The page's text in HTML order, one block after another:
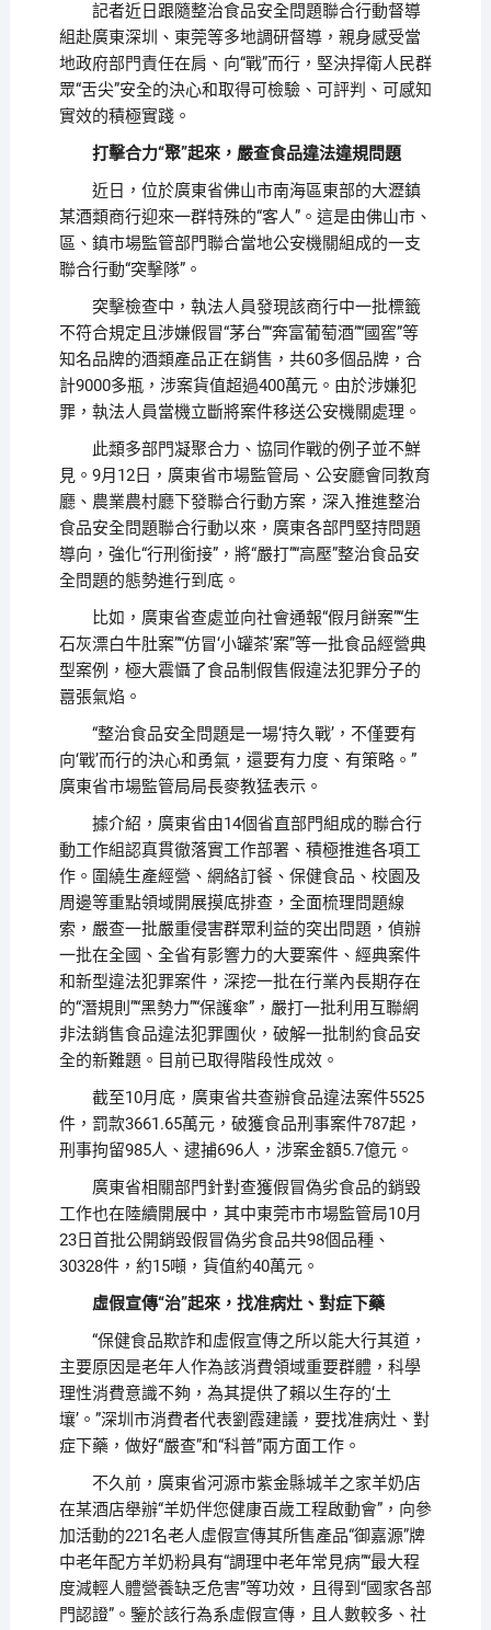
記者近日跟隨整治食品安全問題聯合行動督導
組赴廣東深圳、東莞等多地調研督導，親身感受當
地政府部門責任在肩、向“戰”而行，堅決捍衛人民群
眾“舌尖”安全的決心和取得可檢驗、可評判、可感知
實效的積極實踐。
打擊合力“聚”起來，嚴查食品違法違規問題
近日，位於廣東省佛山市南海區東部的大瀝鎮
某酒類商行迎來一群特殊的“客人”。這是由佛山市、
區、鎮市場監管部門聯合當地公安機關組成的一支
聯合行動“突擊隊”。
突擊檢查中，執法人員發現該商行中一批標籤
不符合規定且涉嫌假冒“茅台”“奔富葡萄酒”“國窖”等
知名品牌的酒類產品正在銷售，共60多個品牌，合
計9000多瓶，涉案貨值超過400萬元。由於涉嫌犯
罪，執法人員當機立斷將案件移送公安機關處理。
此類多部門凝聚合力、協同作戰的例子並不鮮
見。9月12日，廣東省市場監管局、公安廳會同教育
廳、農業農村廳下發聯合行動方案，深入推進整治
食品安全問題聯合行動以來，廣東各部門堅持問題
導向，強化“行刑銜接”，將“嚴打”“高壓”整治食品安
全問題的態勢進行到底。
比如，廣東省查處並向社會通報“假月餅案”“生
石灰漂白牛肚案”“仿冒‘小罐茶’案”等一批食品經營典
型案例，極大震懾了食品制假售假違法犯罪分子的
囂張氣焰。
“整治食品安全問題是一場‘持久戰’，不僅要有
向‘戰’而行的決心和勇氣，還要有力度、有策略。”
廣東省市場監管局局長麥教猛表示。
據介紹，廣東省由14個省直部門組成的聯合行
動工作組認真貫徹落實工作部署、積極推進各項工
作。圍繞生產經營、網絡訂餐、保健食品、校園及
周邊等重點領域開展摸底排查，全面梳理問題線
索，嚴查一批嚴重侵害群眾利益的突出問題，偵辦
一批在全國、全省有影響力的大要案件、經典案件
和新型違法犯罪案件，深挖一批在行業內長期存在
的“潛規則”“黑勢力”“保護傘”，嚴打一批利用互聯網
非法銷售食品違法犯罪團伙，破解一批制約食品安
全的新難題。目前已取得階段性成效。
截至10月底，廣東省共查辦食品違法案件5525
件，罰款3661.65萬元，破獲食品刑事案件787起，
刑事拘留985人、逮捕696人，涉案金額5.7億元。
廣東省相關部門針對查獲假冒偽劣食品的銷毀
工作也在陸續開展中，其中東莞市市場監管局10月
23日首批公開銷毀假冒偽劣食品共98個品種、
30328件，約15噸，貨值約40萬元。
虛假宣傳“治”起來，找准病灶、對症下藥
“保健食品欺詐和虛假宣傳之所以能大行其道，
主要原因是老年人作為該消費領域重要群體，科學
理性消費意識不夠，為其提供了賴以生存的‘土
壤’。”深圳市消費者代表劉霞建議，要找准病灶、對
症下藥，做好“嚴查”和“科普”兩方面工作。
不久前，廣東省河源市紫金縣城羊之家羊奶店
在某酒店舉辦“羊奶伴您健康百歲工程啟動會”，向參
加活動的221名老人虛假宣傳其所售產品“御嘉源”牌
中老年配方羊奶粉具有“調理中老年常見病”“最大程
度減輕人體營養缺乏危害”等功效，且得到“國家各部
門認證”。鑒於該行為系虛假宣傳，且人數較多、社